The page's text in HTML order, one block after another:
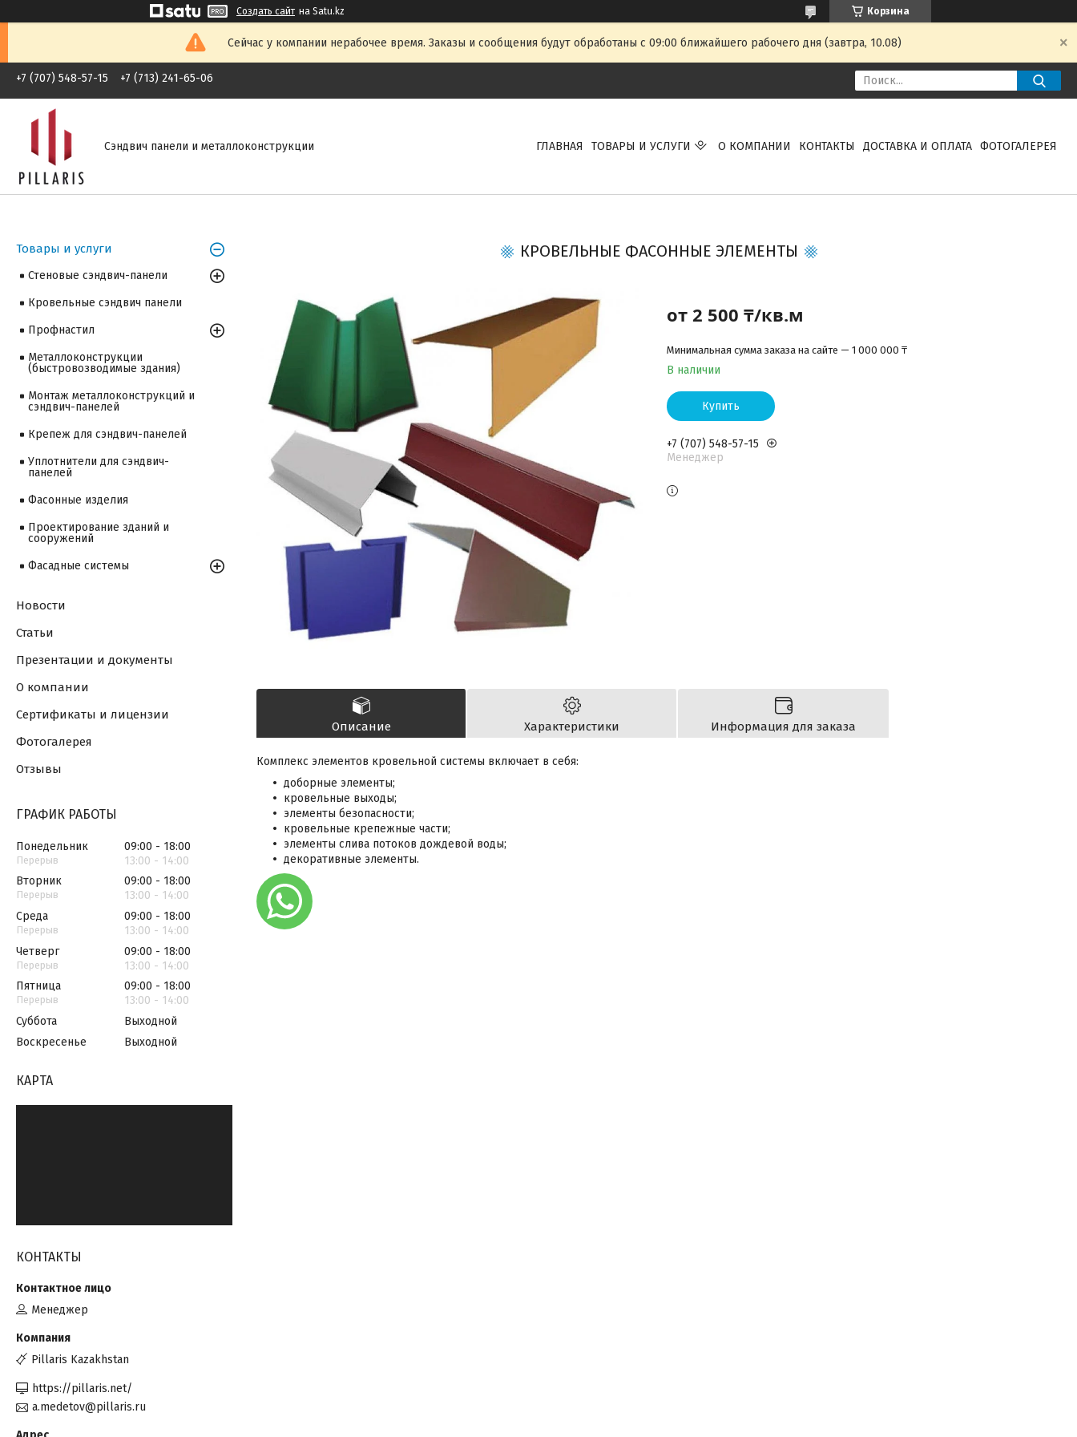
Создать сайт на Satu.kz Корзина
Сейчас у компании нерабочее время. Заказы и сообщения будут обработаны с 09:00 ближайшего рабочего дня (завтра, 10.08)
+7 (707) 548-57-15 +7 (713) 241-65-06
Сэндвич панели и металлоконструкции ГЛАВНАЯ ТОВАРЫ И УСЛУГИ О КОМПАНИИ КОНТАКТЫ ДОСТАВКА И ОПЛАТА ФОТОГАЛЕРЕЯ
КРОВЕЛЬНЫЕ ФАСОННЫЕ ЭЛЕМЕНТЫ
от 2 500 ₸/кв.м
Минимальная сумма заказа на сайте — 1 000 000 ₸
В наличии
Купить
+7 (707) 548-57-15
Менеджер
Описание Характеристики Информация для заказа
Комплекс элементов кровельной системы включает в себя:
доборные элементы;
кровельные выходы;
элементы безопасности;
кровельные крепежные части;
элементы слива потоков дождевой воды;
декоративные элементы.
Товары и услуги
Стеновые сэндвич-панели
Кровельные сэндвич панели
Профнастил
Металлоконструкции
(быстровозводимые здания)
Монтаж металлоконструкций и
сэндвич-панелей
Крепеж для сэндвич-панелей
Уплотнители для сэндвич-
панелей
Фасонные изделия
Проектирование зданий и
сооружений
Фасадные системы
Новости
Статьи
Презентации и документы
О компании
Сертификаты и лицензии
Фотогалерея
Отзывы
ГРАФИК РАБОТЫ
Понедельник 09:00
18:00
13:00
14:00
Вторник
09:00
18:00
13:00
14:00
Среда
09:00
18:00
13:00
14:00
Четверг
09:00
18:00
13:00
14:00
Пятница
09:00
18:00
13:00
14:00
Суббота
Выходной
Воскресенье
Выходной
КАРТА
КОНТАКТЫ
Менеджер
Pillaris Kazakhstan
https://pillaris.net/
a.medetov@pillaris.ru